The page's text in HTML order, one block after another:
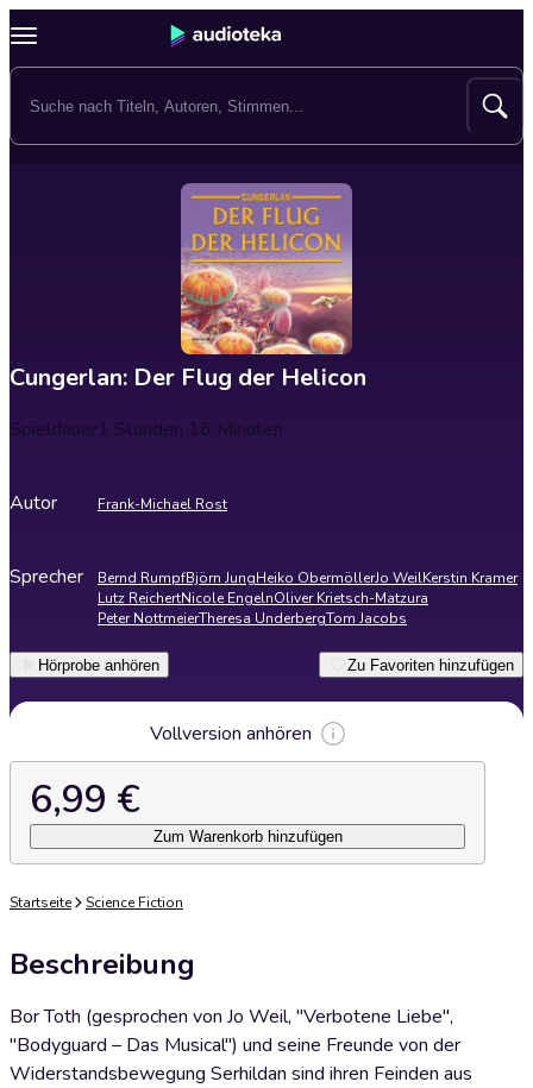
Cungerlan: Der Flug der Helicon
Spieldauer1 Stunden 16 Minuten
Autor Frank-Michael Rost
Sprecher Bernd RumpfBjörn JungHeiko ObermöllerJo WeilKerstin Kramer
Lutz ReichertNicole EngelnOliver Krietsch-Matzura
Peter NottmeierTheresa UnderbergTom Jacobs
Hörprobe anhören Zu Favoriten hinzufügen
Vollversion anhören
6,99 €
Zum Warenkorb hinzufügen
Startseite Science Fiction
Beschreibung
Bor Toth (gesprochen von Jo Weil, "Verbotene Liebe",
"Bodyguard – Das Musical") und seine Freunde von der
Widerstandsbewegung Serhildan sind ihren Feinden aus